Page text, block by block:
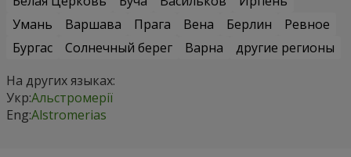
Умань
Варшава Прага Вена Берлин
Ревное
Бургас
Солнечный берег Варна
другие регионы
На других языках:
Укр:Альстромерії
Eng:Alstromerias